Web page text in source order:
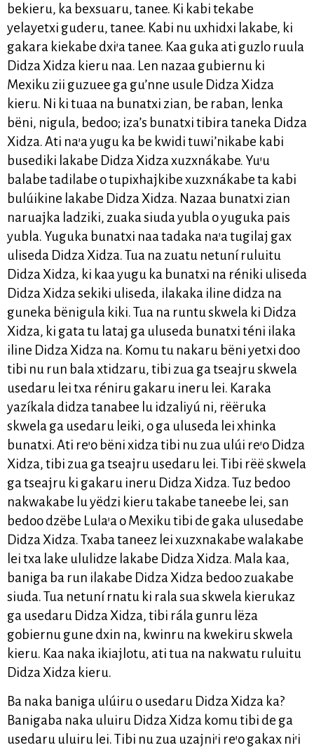
bekieru, ka bexsuaru, tanee. Ki kabi tekabe
yelayetxi guderu, tanee. Kabi nu uxhidxi lakabe, ki
gakara kiekabe dxi’a tanee. Kaa guka ati guzlo ruula
Didza Xidza kieru naa. Len nazaa gubiernu ki
Mexiku zii guzuee ga gu’nne usule Didza Xidza
kieru. Ni ki tuaa na bunatxi zian, be raban, lenka
bëni, nigula, bedoo; iza’s bunatxi tibira taneka Didza
Xidza. Ati na’a yugu ka be kwidi tuwi’nikabe kabi
busediki lakabe Didza Xidza xuzxnákabe. Yu’u
balabe tadilabe o tupixhajkibe xuzxnákabe ta kabi
bulúikine lakabe Didza Xidza. Nazaa bunatxi zian
naruajka ladziki, zuaka siuda yubla o yuguka pais
yubla. Yuguka bunatxi naa tadaka na’a tugilaj gax
uliseda Didza Xidza. Tua na zuatu netuní ruluitu
Didza Xidza, ki kaa yugu ka bunatxi na réniki uliseda
Didza Xidza sekiki uliseda, ilakaka iline didza na
guneka bënigula kiki. Tua na runtu skwela ki Didza
Xidza, ki gata tu lataj ga uluseda bunatxi téni ilaka
iline Didza Xidza na. Komu tu nakaru bëni yetxi doo
tibi nu run bala xtidzaru, tibi zua ga tseajru skwela
usedaru lei txa réniru gakaru ineru lei. Karaka
yazíkala didza tanabee lu idzaliyú ni, rëëruka
skwela ga usedaru leiki, o ga uluseda lei xhinka
bunatxi. Ati re’o bëni xidza tibi nu zua ulúi re’o Didza
Xidza, tibi zua ga tseajru usedaru lei. Tibi rëë skwela
ga tseajru ki gakaru ineru Didza Xidza. Tuz bedoo
nakwakabe lu yëdzi kieru takabe taneebe lei, san
bedoo dzëbe Lula’a o Mexiku tibi de gaka ulusedabe
Didza Xidza. Txaba taneez lei xuzxnakabe walakabe
lei txa lake ululidze lakabe Didza Xidza. Mala kaa,
baniga ba run ilakabe Didza Xidza bedoo zuakabe
siuda. Tua netuní rnatu ki rala sua skwela kierukaz
ga usedaru Didza Xidza, tibi rála gunru lëza
gobiernu gune dxin na, kwinru na kwekiru skwela
kieru. Kaa naka ikiajlotu, ati tua na nakwatu ruluitu
Didza Xidza kieru.
Ba naka baniga ulúiru o usedaru Didza Xidza ka?
Banigaba naka uluiru Didza Xidza komu tibi de ga
usedaru uluiru lei. Tibi nu zua uzajni’i re’o gakax ni’i